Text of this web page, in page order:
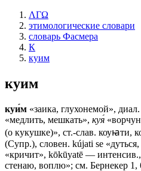
ΛΓΩ
этимологические словари
словарь Фасмера
К
куим
куим
куи́м «заика, глухонемой»,
«медлить, мешкать», куя́
(о кукушке)», ст.-слав. коуꙗти,
(Супр.), словен. kújati sе
«кричит», kōkūyatē —
стенаю, воплю»; см. Бернекер